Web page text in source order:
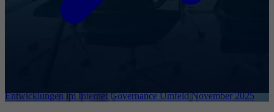
Entwicklungen im Internet Governance Umfeld November 2025